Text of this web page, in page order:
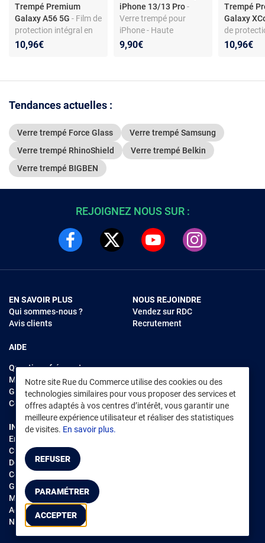
Trempé Premium
Galaxy A56 5G - Film de
protection intégral en
verre trempé pour
10,96€
iPhone 13/13 Pro-
Verre trempé pour
iPhone - Haute
transparence - Anti-
9,90€
Trempé
Galaxy
de
en verre
10,96€
Tendances actuelles :
Verre trempé Force Glass
Verre trempé Samsung
Verre trempé RhinoShield
Verre trempé Belkin
Verre trempé BIGBEN
Notre site Rue du Commerce utilise des cookies ou des
technologies similaires pour vous proposer des services et
offres adaptés à vos centres d’intérêt, vous garantir une
meilleure expérience utilisateur et réaliser des statistiques
de visites. En savoir plus.
REFUSER
PARAMÉTRER
ACCEPTER
REJOIGNEZ NOUS SUR :
EN SAVOIR PLUS
Qui sommes-nous ?
Avis clients
AIDE
Questions fréquentes
Modes de règlements
Garantie et retours
Contacter Rue du Commerce
NOUS REJOINDRE
Vendez sur RDC
Recrutement
INFORMATIONS LÉGALES
Environnement
CGV /CGU Marketplace
Données personnelles
Cookies
Gérer mes cookies
Mentions légales
Accessibilité : non conforme
Notice d'accessibilité